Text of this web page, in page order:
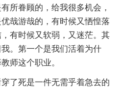
所眷顾的，给我很多机会，
哉游哉的，有时候又恓惶落
有时候又软弱，又迷茫。其
。第一个是我们活着为什
师这个职业。
了死是一件无需乎着急去的